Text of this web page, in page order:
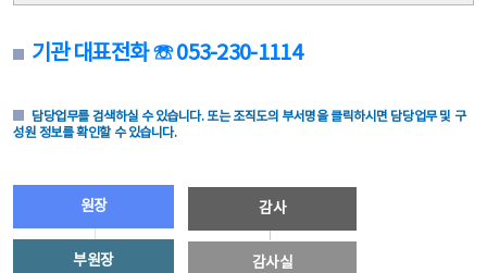
기관 대표전화 ☏ 053-230-1114
담당업무를 검색하실 수 있습니다. 또는 조직도의 부서명을 클릭하시면 담당업무 및 구
성원 정보를 확인할 수 있습니다.
원장
부원장
감사
감사실